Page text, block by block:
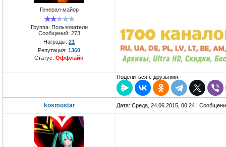
Генерал-майор
Группа: Пользователи
Сообщений: 273
Награды: 21
Репутация: 1360
Статус: Оффлайн
Поделиться с друзьями:
kosmostar Дата: Среда, 24.06.2015, 00:24 |